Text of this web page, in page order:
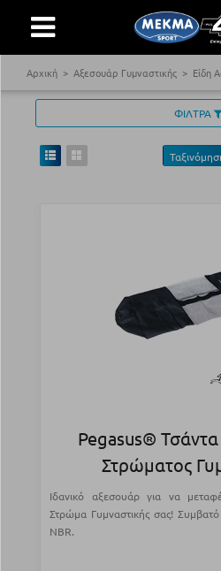
Αρχική Αξεσουάρ Γυμναστικής Είδη
ΦΙΛΤΡΑ
Pegasus®
Στρώματος
Ιδανικό αξεσουάρ για να
Στρώμα Γυμναστικής σας!
NBR.